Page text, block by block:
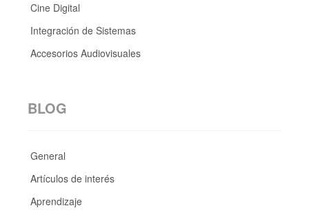
Cine Digital
Integración de Sistemas
Accesorios Audiovisuales
BLOG
General
Artículos de interés
Aprendizaje